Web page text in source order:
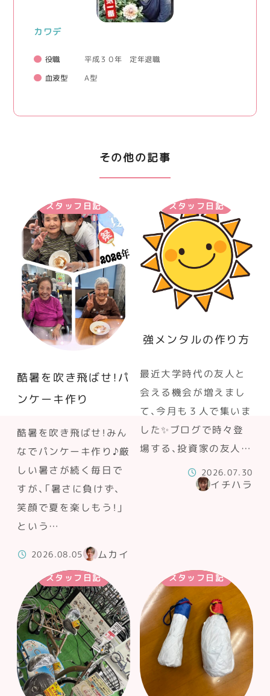
カワデ
役職 平成３０年 定年退職
血液型 A型
その他の記事
スタッフ日記
酷暑を吹き飛ばせ！パ
ンケーキ作り
酷暑を吹き飛ばせ！みん
なでパンケーキ作り♪厳
しい暑さが続く毎日で
すが、「暑さに負けず、
笑顔で夏を楽しもう！」
という…
2026.08.05 ムカイ
スタッフ日記
強メンタルの作り方
最近大学時代の友人と
会える機会が増えまし
て、今月も３人で集いま
した✨ブログで時々登
場する、投資家の友人…
2026.07.30
イチハラ
スタッフ日記 スタッフ日記